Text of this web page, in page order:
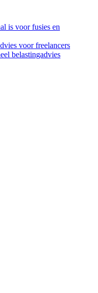
is voor fusies en
voor freelancers
belastingadvies